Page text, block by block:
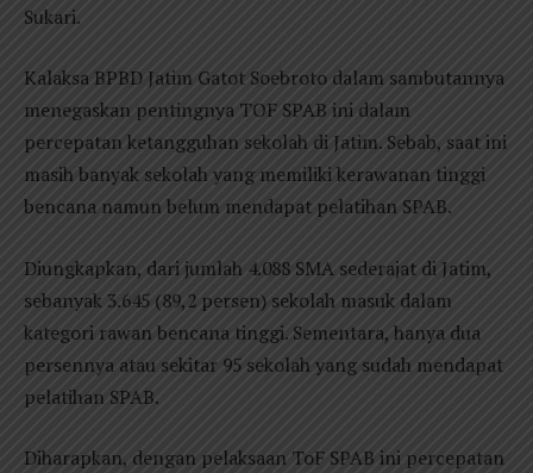
Sukari.
Kalaksa BPBD Jatim Gatot Soebroto dalam sambutannya
menegaskan pentingnya TOF SPAB ini dalam
percepatan ketangguhan sekolah di Jatim. Sebab, saat ini
masih banyak sekolah yang memiliki kerawanan tinggi
bencana namun belum mendapat pelatihan SPAB.
Diungkapkan, dari jumlah 4.088 SMA sederajat di Jatim,
sebanyak 3.645 (89,2 persen) sekolah masuk dalam
kategori rawan bencana tinggi. Sementara, hanya dua
persennya atau sekitar 95 sekolah yang sudah mendapat
pelatihan SPAB.
Diharapkan, dengan pelaksaan ToF SPAB ini percepatan